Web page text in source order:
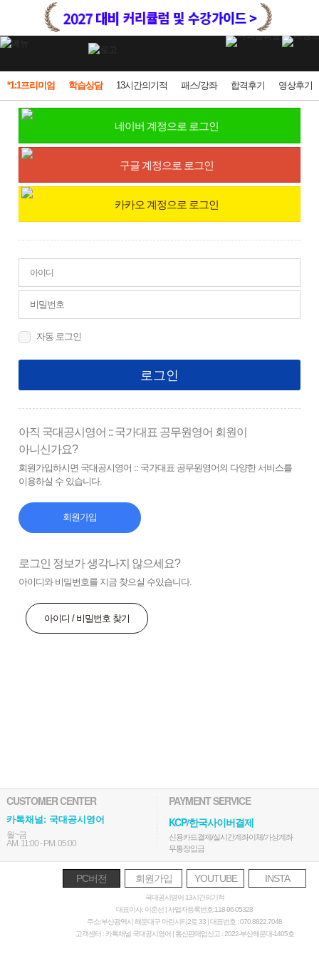
*1:1프리미엄 학습상담 13시간의기적 패스/강좌 합격후기 영상후기
네이버 계정으로 로그인
구글 계정으로 로그인
카카오 계정으로 로그인
자동 로그인
로그인
아직 국대공시영어 :: 국가대표 공무원영어 회원이
아니신가요?
회원가입하시면 국대공시영어 :: 국가대표 공무원영어의 다양한 서비스를
이용하실 수 있습니다.
회원가입
로그인 정보가 생각나지 않으세요?
아이디와 비밀번호를 지금 찾으실 수있습니다.
아이디 / 비밀번호 찾기
CUSTOMER CENTER
카톡채널: 국대공시영어
월~금
AM. 11:00 - PM. 05:00
PAYMENT SERVICE
KCP/한국사이버결제
신용카드결제/실시간계좌이체/가상계좌
무통장입금
PC버전 회원가입 YOUTUBE INSTA
국대공시영어 13시간의기적
대표이사: 이준선 | 사업자등록번호:118-96-05328
주소:부산광역시 해운대구 마린시티2로 33 | 대표번호 : 070.8822.7048
고객센터 : 카톡채널 국대공시영어 | 통신판매업신고 : 2022-부산해운대-1405호